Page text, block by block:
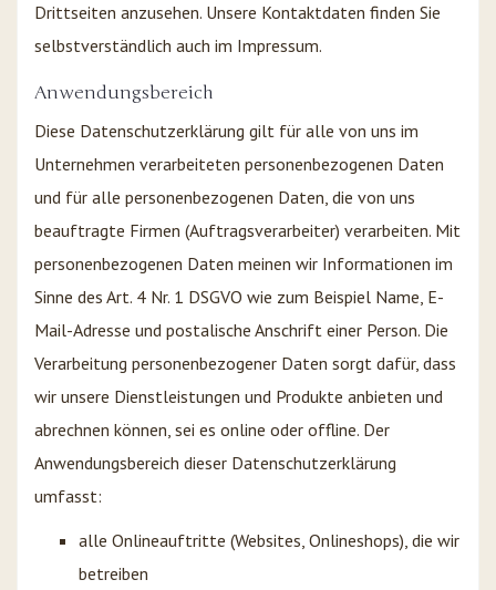
Drittseiten anzusehen. Unsere Kontaktdaten finden Sie
selbstverständlich auch im Impressum.
Anwendungsbereich
Diese Datenschutzerklärung gilt für alle von uns im
Unternehmen verarbeiteten personenbezogenen Daten
und für alle personenbezogenen Daten, die von uns
beauftragte Firmen (Auftragsverarbeiter) verarbeiten. Mit
personenbezogenen Daten meinen wir Informationen im
Sinne des Art. 4 Nr. 1 DSGVO wie zum Beispiel Name, E-
Mail-Adresse und postalische Anschrift einer Person. Die
Verarbeitung personenbezogener Daten sorgt dafür, dass
wir unsere Dienstleistungen und Produkte anbieten und
abrechnen können, sei es online oder offline. Der
Anwendungsbereich dieser Datenschutzerklärung
umfasst:
alle Onlineauftritte (Websites, Onlineshops), die wir
betreiben